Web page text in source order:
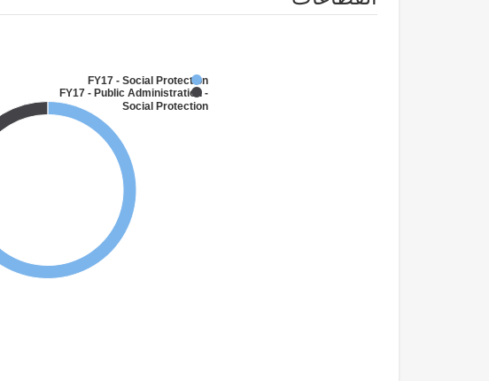
FY17 - Social Protection
FY17 - Public Administration -
Social Protection